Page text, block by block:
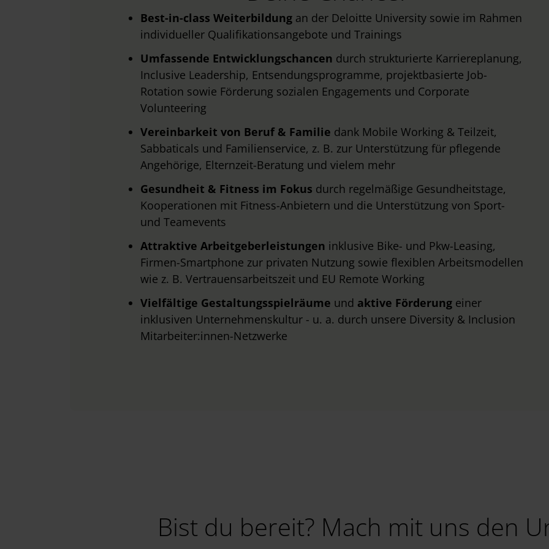
Best-in-class Weiterbildung an der Deloitte University sowie im Rahmen
individueller Qualifikationsangebote und Trainings
Umfassende Entwicklungschancen durch strukturierte Karriereplanung,
Inclusive Leadership, Entsendungsprogramme, projektbasierte Job-
Rotation sowie Förderung sozialen Engagements und Corporate
Volunteering
Vereinbarkeit von Beruf & Familie dank Mobile Working & Teilzeit,
Sabbaticals und Familienservice, z. B. zur Unterstützung für pflegende
Angehörige, Elternzeit-Beratung und vielem mehr
Gesundheit & Fitness im Fokus durch regelmäßige Gesundheitstage,
Kooperationen mit Fitness-Anbietern und die Unterstützung von Sport-
und Teamevents
Attraktive Arbeitgeberleistungen inklusive Bike- und Pkw-Leasing,
Firmen-Smartphone zur privaten Nutzung sowie flexiblen Arbeitsmodellen
wie z. B. Vertrauensarbeitszeit und EU Remote Working
Vielfältige Gestaltungsspielräume und aktive Förderung einer
inklusiven Unternehmenskultur - u. a. durch unsere Diversity & Inclusion
Mitarbeiter:innen-Netzwerke
Bist du bereit? Mach mit uns den